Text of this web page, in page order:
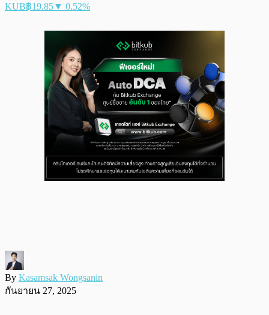
KUB฿19.85▼ 0.52%
By Kasamsak Wongsanin
กันยายน 27, 2025